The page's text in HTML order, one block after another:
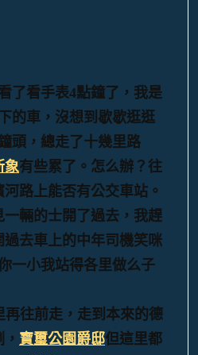
了看手表4點鐘了，我是
的車，沒想到歇歇逛逛
頭，總走了十幾里路
象有些累了。怎么辦？往
路上能否有公交車站。
輛的士開了過去，我趕
去車上的中年司機笑咪
一小我站得各里做么子
再往前走，走到本來的德
寶璽公園爵邸但這里都